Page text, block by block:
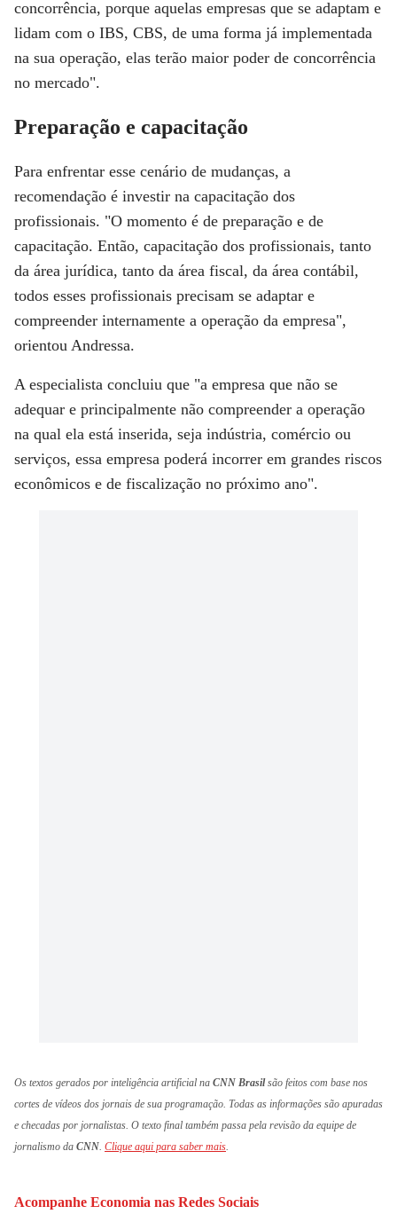
concorrência, porque aquelas empresas que se adaptam e
lidam com o IBS, CBS, de uma forma já implementada
na sua operação, elas terão maior poder de concorrência
no mercado".
Preparação e capacitação
Para enfrentar esse cenário de mudanças, a
recomendação é investir na capacitação dos
profissionais. "O momento é de preparação e de
capacitação. Então, capacitação dos profissionais, tanto
da área jurídica, tanto da área fiscal, da área contábil,
todos esses profissionais precisam se adaptar e
compreender internamente a operação da empresa",
orientou Andressa.
A especialista concluiu que "a empresa que não se
adequar e principalmente não compreender a operação
na qual ela está inserida, seja indústria, comércio ou
serviços, essa empresa poderá incorrer em grandes riscos
econômicos e de fiscalização no próximo ano".
Os textos gerados por inteligência artificial na CNN Brasilsão feitos com base nos
cortes de vídeos dos jornais de sua programação. Todas as informações são apuradas
e checadas por jornalistas. O texto final também passa pela revisão da equipe de
jornalismo da CNN. Clique aqui para saber mais.
Acompanhe Economia nas Redes Sociais